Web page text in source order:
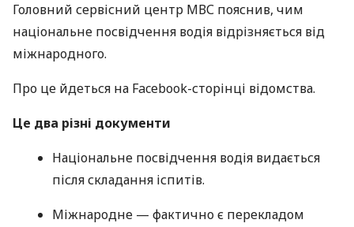
Головний сервісний центр МВС пояснив, чим
національне посвідчення водія відрізняється від
міжнародного.
Про це йдеться на Facebook-сторінці відомства.
Це два різні документи
Національне посвідчення водія видається
після складання іспитів.
Міжнародне — фактично є перекладом